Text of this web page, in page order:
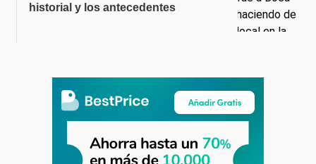
historial y los antecedentes